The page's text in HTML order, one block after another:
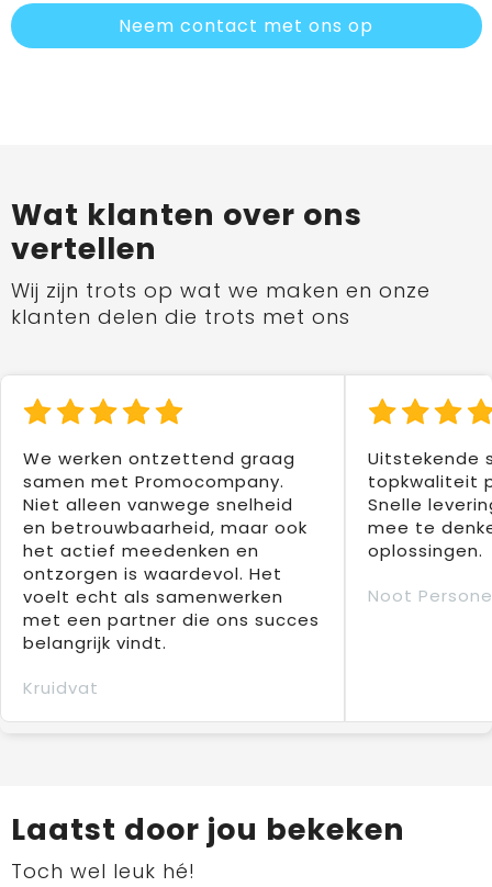
Neem contact met ons op
Wat klanten over ons
vertellen
Wij zijn trots op wat we maken en onze
klanten delen die trots met ons
We werken ontzettend graag
samen met Promocompany.
Niet alleen vanwege snelheid
en betrouwbaarheid, maar ook
het actief meedenken en
ontzorgen is waardevol. Het
voelt echt als samenwerken
met een partner die ons succes
belangrijk vindt.
Kruidvat
Uitstekende
topkwaliteit
Snelle
mee te
oplossingen.
Noot
Laatst door jou bekeken
Toch wel leuk hé!